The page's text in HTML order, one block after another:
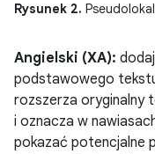
Rysunek 2.
Angielski (XA):
podstawowego
rozszerza oryginalny
i oznacza w
pokazać potencjalne